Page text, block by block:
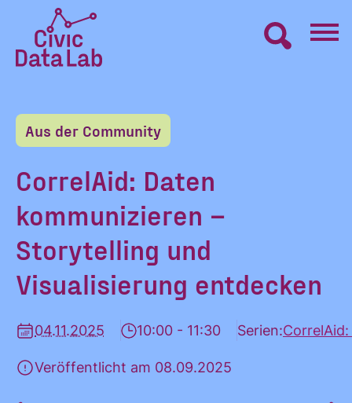
Inhalt
springen
Lab
Startseite
LERNEN
MACHEN
BLOG
ÜBER UNS
Aus der Community
CorrelAid: Daten
kommunizieren –
Storytelling und
Visualisierung entdecken
04.11.2025 10:00 - 11:30 Serien:
Veröffentlicht am 08.09.2025